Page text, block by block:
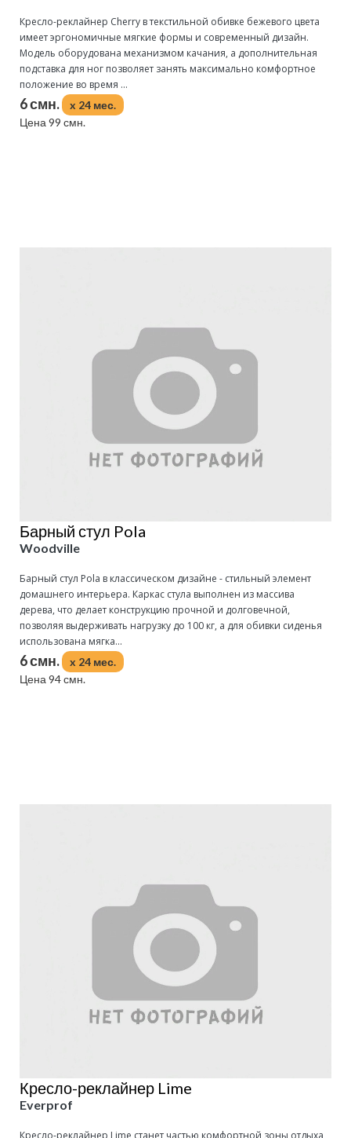
Кресло-реклайнер Cherry в текстильной обивке бежевого цвета
имеет эргономичные мягкие формы и современный дизайн.
Модель оборудована механизмом качания, а дополнительная
подставка для ног позволяет занять максимально комфортное
положение во время ...
6 смн.
x 24 мес.
Цена 99 смн.
Барный стул Pola
Woodville
Барный стул Pola в классическом дизайне - стильный элемент
домашнего интерьера. Каркас стула выполнен из массива
дерева, что делает конструкцию прочной и долговечной,
позволяя выдерживать нагрузку до 100 кг, а для обивки сиденья
использована мягка...
6 смн.
x 24 мес.
Цена 94 смн.
Кресло-реклайнер Lime
Everprof